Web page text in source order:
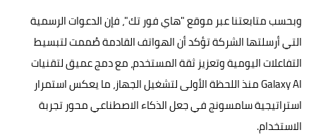
وبحسب متابعتنا عبر موقع "هاي فور تك"، فإن الدعوات الرسمية
التي أرسلتها الشركة تؤكد أن الهواتف القادمة صُممت لتبسيط
التفاعلات اليومية وتعزيز ثقة المستخدم، مع دمج عميق لتقنيات
Galaxy AI منذ اللحظة الأولى لتشغيل الجهاز، ما يعكس استمرار
استراتيجية سامسونج في جعل الذكاء الاصطناعي محور تجربة
الاستخدام.